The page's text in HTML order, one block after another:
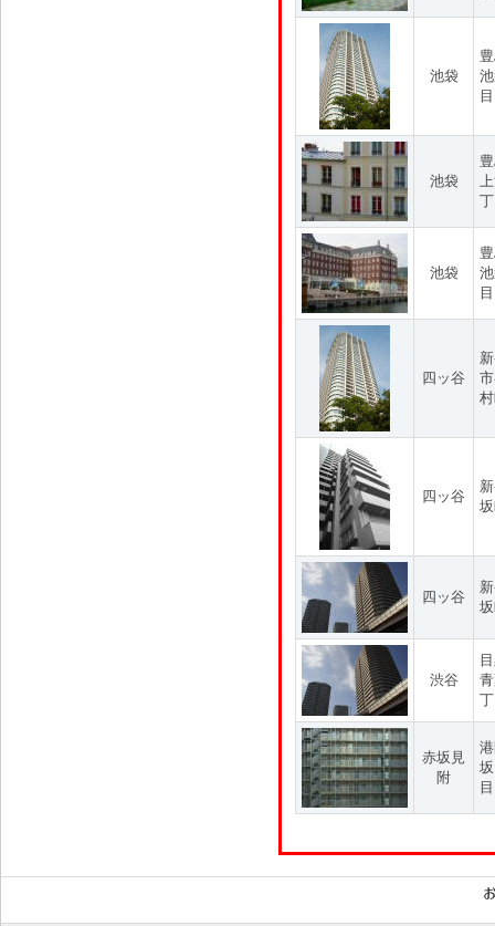
池袋
目
池袋
池袋
四ッ谷
四ッ谷
四ッ谷
渋谷
赤坂見
附
目